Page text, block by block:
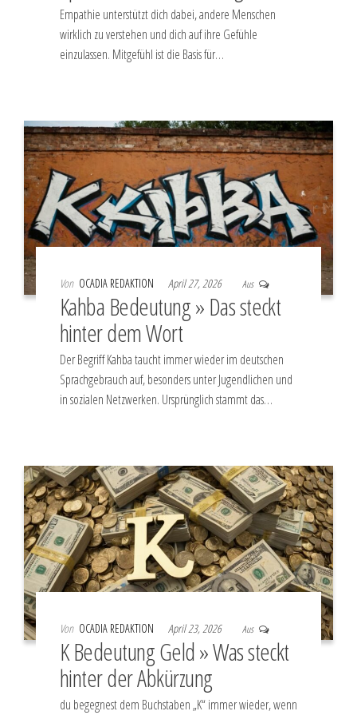
Empathie unterstützt dich dabei, andere Menschen
wirklich zu verstehen und dich auf ihre Gefühle
einzulassen. Mitgefühl ist die Basis für…
Von OCADIA REDAKTION April 27, 2026 Aus
Kahba Bedeutung » Das steckt
hinter dem Wort
Der Begriff Kahba taucht immer wieder im deutschen
Sprachgebrauch auf, besonders unter Jugendlichen und
in sozialen Netzwerken. Ursprünglich stammt das…
Von OCADIA REDAKTION April 23, 2026 Aus
K Bedeutung Geld » Was steckt
hinter der Abkürzung
du begegnest dem Buchstaben „K“ immer wieder, wenn